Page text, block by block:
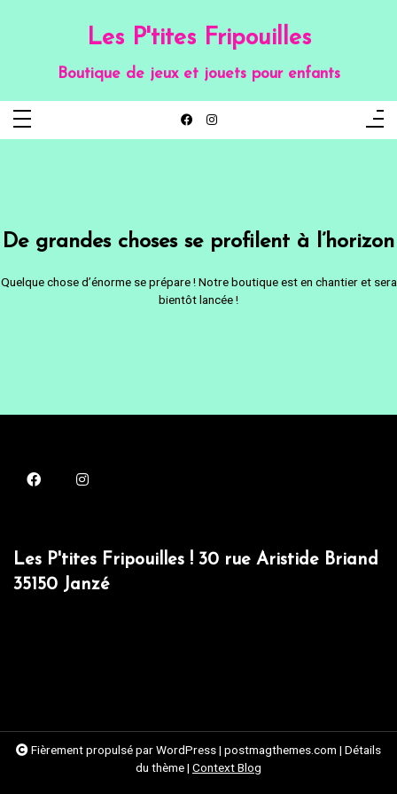
Les P'tites Fripouilles
Boutique de jeux et jouets pour enfants
De grandes choses se profilent à l’horizon
Quelque chose d’énorme se prépare ! Notre boutique est en chantier et sera
bientôt lancée !
Les P'tites Fripouilles ! 30 rue Aristide Briand
35150 Janzé
Fièrement propulsé par WordPress| postmagthemes.com | Détails
du thème| Context Blog